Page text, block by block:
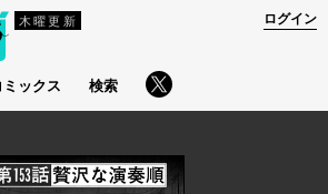
木曜更新
ミックス 検索
ログイン